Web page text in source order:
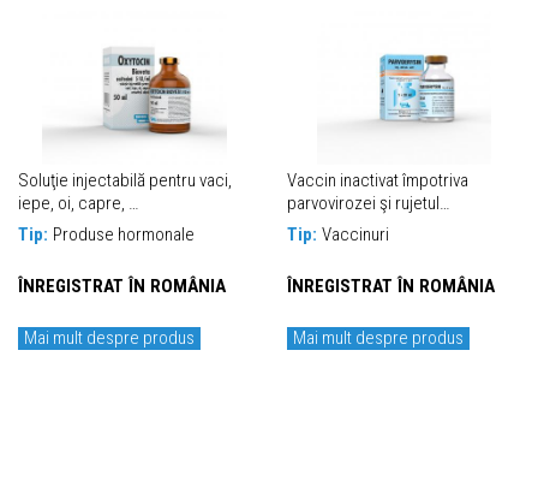
Soluţie injectabilă pentru vaci,
iepe, oi, capre, …
Tip: Produse hormonale
ÎNREGISTRAT ÎN ROMÂNIA
Mai mult despre produs
Vaccin inactivat împotriva
parvovirozei şi rujetul…
Tip: Vaccinuri
ÎNREGISTRAT ÎN ROMÂNIA
Mai mult despre produs